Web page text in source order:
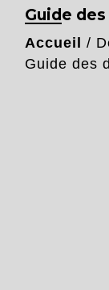
Guide
Accueil /
Guide des